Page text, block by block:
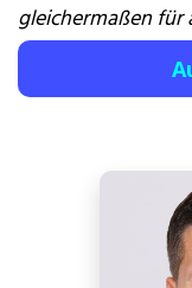
gleichermaßen für